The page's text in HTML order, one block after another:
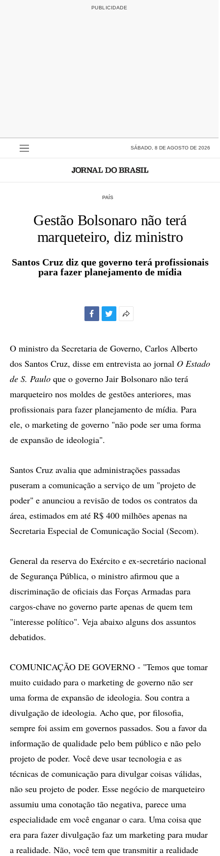
SÁBADO, 8 DE AGOSTO DE 2026
PAÍS
Gestão Bolsonaro não terá
marqueteiro, diz ministro
Santos Cruz diz que governo terá profissionais
para fazer planejamento de mídia
compartilhamento
O ministro da Secretaria de Governo, Carlos Alberto
dos Santos Cruz, disse em entrevista ao jornal O Estado
de S. Paulo que o governo Jair Bolsonaro não terá
marqueteiro nos moldes de gestões anteriores, mas
profissionais para fazer planejamento de mídia. Para
ele, o marketing de governo "não pode ser uma forma
de expansão de ideologia".
Santos Cruz avalia que administrações passadas
puseram a comunicação a serviço de um "projeto de
poder" e anunciou a revisão de todos os contratos da
área, estimados em até R$ 400 milhões apenas na
Secretaria Especial de Comunicação Social (Secom).
General da reserva do Exército e ex-secretário nacional
de Segurança Pública, o ministro afirmou que a
discriminação de oficiais das Forças Armadas para
cargos-chave no governo parte apenas de quem tem
"interesse político". Veja abaixo alguns dos assuntos
debatidos.
COMUNICAÇÃO DE GOVERNO - "Temos que tomar
muito cuidado para o marketing de governo não ser
uma forma de expansão de ideologia. Sou contra a
divulgação de ideologia. Acho que, por filosofia,
sempre foi assim em governos passados. Sou a favor da
informação de qualidade pelo bem público e não pelo
projeto de poder. Você deve usar tecnologia e as
técnicas de comunicação para divulgar coisas válidas,
não seu projeto de poder. Esse negócio de marqueteiro
assumiu uma conotação tão negativa, parece uma
especialidade em você enganar o cara. Uma coisa que
era para fazer divulgação faz um marketing para mudar
a realidade. Não, você tem que transmitir a realidade